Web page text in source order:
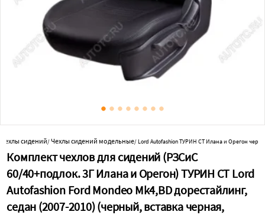
Чехлы сидений/Чехлы сидений модельные/ Lord Autofashion ТУРИН СТ Илана и Орегон чер/
Комплект чехлов для сидений (РЗСиС
60/40+подлок. 3Г Илана и Орегон) ТУРИН СТ Lord
Autofashion Ford Mondeo Mk4,BD дорестайлинг,
седан (2007-2010) (черный, вставка черная,